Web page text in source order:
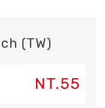
(TW)
NT.55